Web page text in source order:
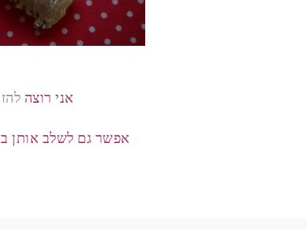
אני רוצה
אפשר גם לשלב אותן ב